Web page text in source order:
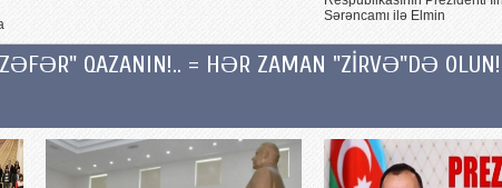
Sərəncamı ilə Elmin
QAZANIN!.. = HƏR ZAMAN "ZİRVƏ"DƏ